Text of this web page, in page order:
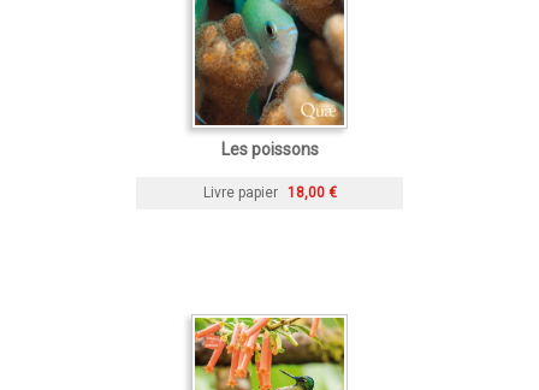
Les poissons
Livre papier 18,00 €